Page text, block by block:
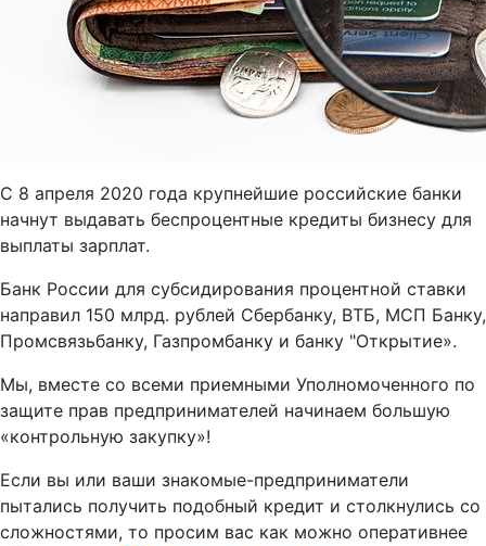
C 8 апреля 2020 года крупнейшие российские банки
начнут выдавать беспроцентные кредиты бизнесу для
выплаты зарплат.
Банк России для субсидирования процентной ставки
направил 150 млрд. рублей Сбербанку, ВТБ, МСП Банку,
Промсвязьбанку, Газпромбанку и банку "Открытие».
Мы, вместе со всеми приемными Уполномоченного по
защите прав предпринимателей начинаем большую
«контрольную закупку»!
Если вы или ваши знакомые-предприниматели
пытались получить подобный кредит и столкнулись со
сложностями, то просим вас как можно оперативнее